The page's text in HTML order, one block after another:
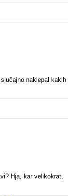
naklepal kakih
Hja, kar velikokrat,